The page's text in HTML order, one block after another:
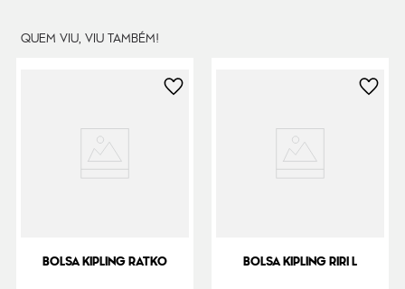
QUEM VIU, VIU TAMBÉM!
BOLSA KIPLING RATKO BOLSA KIPLING RIRI L